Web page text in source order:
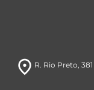
room R. Rio Preto, 381